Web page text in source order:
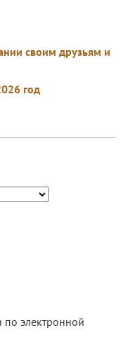
своим друзьям и
год
по электронной